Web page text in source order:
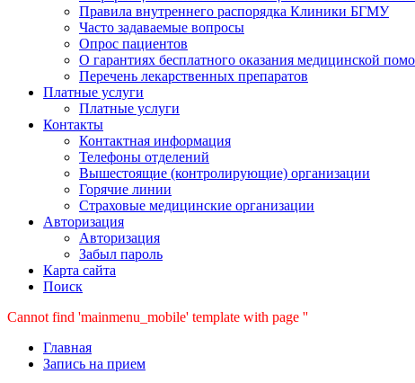
Правила внутреннего распорядка Клиники БГМУ
Часто задаваемые вопросы
Опрос пациентов
О гарантиях бесплатного оказания медицинской
Перечень лекарственных препаратов
Платные услуги
Платные услуги
Контакты
Контактная информация
Телефоны отделений
Вышестоящие (контролирующие) организации
Горячие линии
Страховые медицинские организации
Авторизация
Авторизация
Забыл пароль
Карта сайта
Поиск
Cannot find 'mainmenu_mobile' template with page ''
Главная
Запись на прием